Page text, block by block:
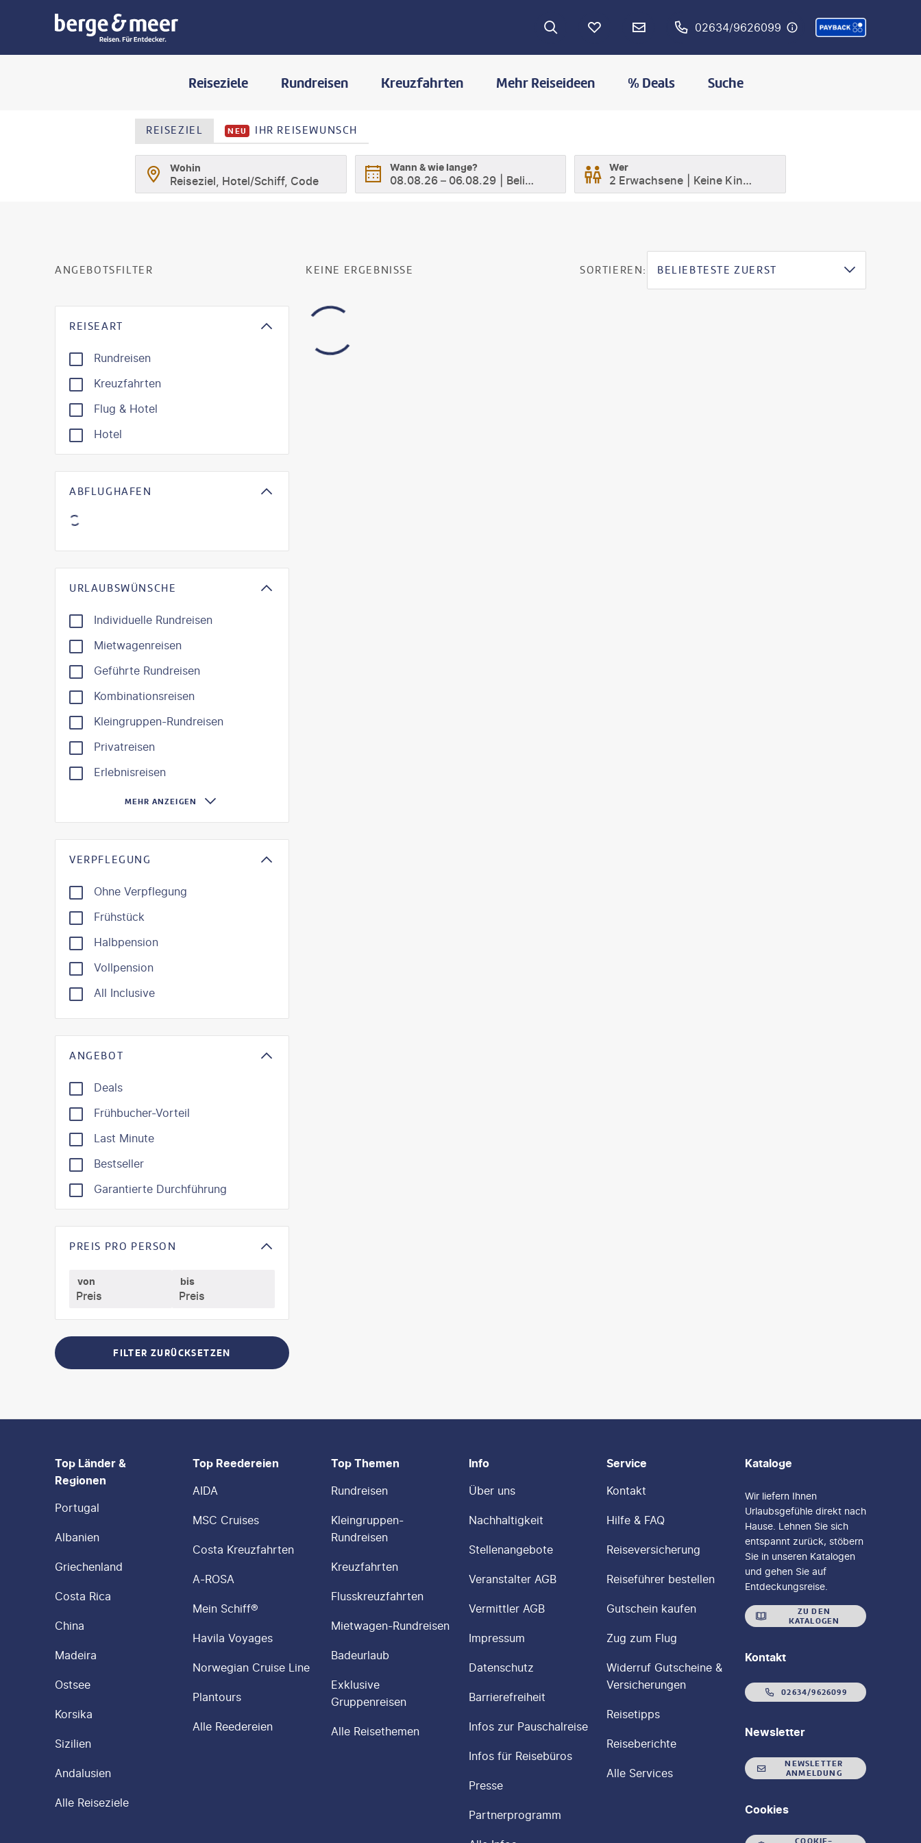
02634/9626099
Reiseziele Rundreisen Kreuzfahrten Mehr Reiseideen % Deals Suche
REISEZIEL NEU IHR REISEWUNSCH
Wohin
Reiseziel, Hotel/Schiff, Code
Wann & wie lange?
08.08.26– 06.08.29 Beliebig
Wer
2 Erwachsene Keine Kinder
ANGEBOTSFILTER
REISEART
Rundreisen
Kreuzfahrten
Flug & Hotel
Hotel
ABFLUGHAFEN
URLAUBSWÜNSCHE
Individuelle Rundreisen
Mietwagenreisen
Geführte Rundreisen
Kombinationsreisen
Kleingruppen-Rundreisen
Privatreisen
Erlebnisreisen
MEHR ANZEIGEN
VERPFLEGUNG
Ohne Verpflegung
Frühstück
Halbpension
Vollpension
All Inclusive
ANGEBOT
Deals
Frühbucher-Vorteil
Last Minute
Bestseller
Garantierte Durchführung
PREIS PRO PERSON
von bis
FILTER ZURÜCKSETZEN
SUCHERGEBNISSE
KEINE ERGEBNISSE SORTIEREN: BELIEBTESTE ZUERST
Footer navigation
Top Länder &
Regionen
Portugal
Albanien
Griechenland
Costa Rica
China
Madeira
Ostsee
Korsika
Sizilien
Andalusien
Alle Reiseziele
Top Reedereien
AIDA
MSC Cruises
Costa Kreuzfahrten
A-ROSA
Mein Schiff®
Havila Voyages
Norwegian Cruise Line
Plantours
Alle Reedereien
Top Themen
Rundreisen
Kleingruppen-
Rundreisen
Kreuzfahrten
Flusskreuzfahrten
Mietwagen-Rundreisen
Badeurlaub
Exklusive
Gruppenreisen
Alle Reisethemen
Info
Über uns
Nachhaltigkeit
Stellenangebote
Veranstalter AGB
Vermittler AGB
Impressum
Datenschutz
Barrierefreiheit
Infos zur Pauschalreise
Infos für Reisebüros
Presse
Partnerprogramm
Service
Kontakt
Hilfe & FAQ
Reiseversicherung
Reiseführer bestellen
Gutschein kaufen
Zug zum Flug
Widerruf Gutscheine &
Versicherungen
Reisetipps
Reiseberichte
Alle Services
Kataloge
Wir liefern Ihnen
Urlaubsgefühle direkt nach
Hause. Lehnen Sie sich
entspannt zurück, stöbern
Sie in unseren Katalogen
und gehen Sie auf
Entdeckungsreise.
ZU DEN
KATALOGEN
Kontakt
02634/9626099
Newsletter
NEWSLETTER
ANMELDUNG
Cookies